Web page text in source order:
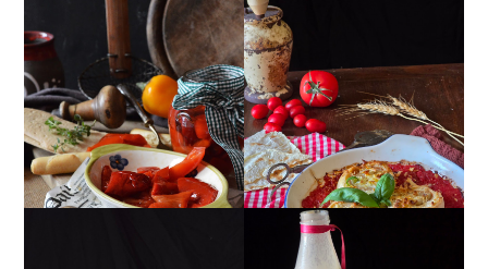
PEPERONI ALLA
PIEMONTESE
GIRANDOLE DI
RICOTTA